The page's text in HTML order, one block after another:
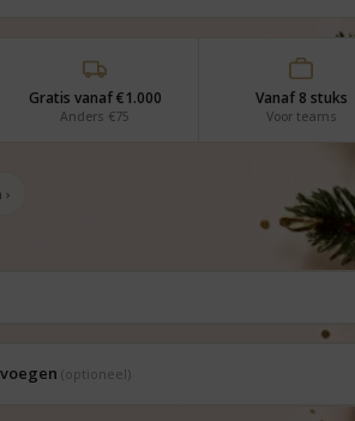
Gratis vanaf €1.000
Anders €75
Vanaf 8 stuks
Voor teams
(optioneel)